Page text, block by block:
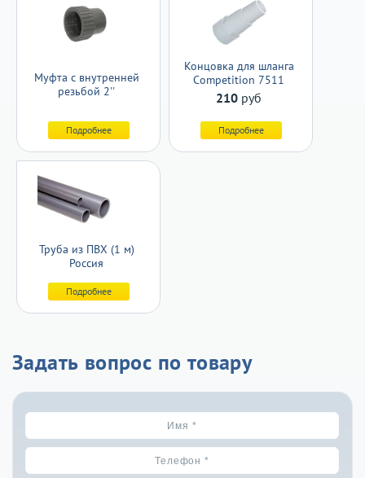
Муфта с внутренней
резьбой 2''
Подробнее
Концовка для шланга
Competition 7511
210 руб
Подробнее
Труба из ПВХ (1 м)
Россия
Подробнее
Задать вопрос по товару